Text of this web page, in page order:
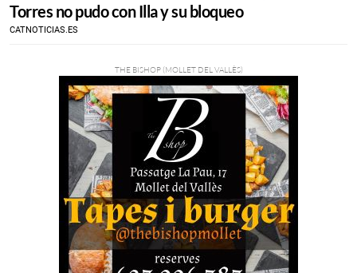
LA “RED ALDAMA”
Torres no pudo con Illa y su bloqueo
CATNOTICIAS.ES